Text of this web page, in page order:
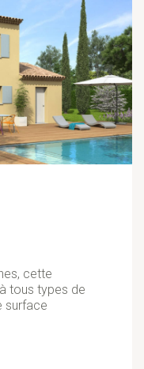
cette
tous types de
surface